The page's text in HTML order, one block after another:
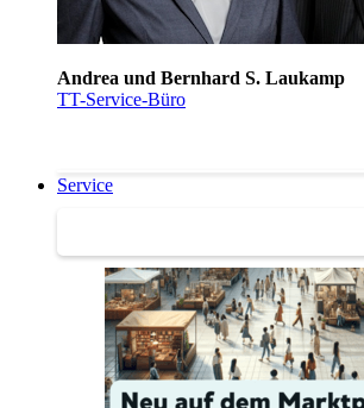
Andrea und Bernhard S. Laukamp
TT-Service-Büro
Service